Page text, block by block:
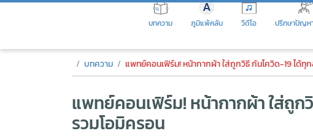
Skip
บทความ ภูมิแพ้คลับ วีดีโอ ปรึกษาปัญห
แพทย์คอนเฟิร์ม! หน้ากากผ้า ใส่ถูก
บทความ แพทย์คอนเฟิร์ม! หน้ากากผ้า ใส่ถูกวิธี กันโควิด-19 ได้ทุ
แพทย์คอนเฟิร์ม! หน้ากากผ้า ใส่ถู
รวมโอมิครอน